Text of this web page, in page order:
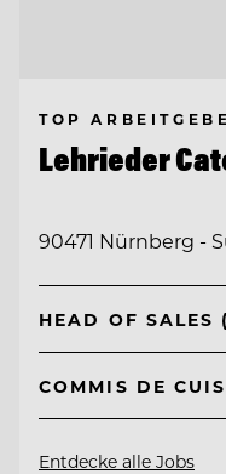
TOP
Lehrieder
90471 Nürnberg -
HEAD OF SALES
COMMIS DE
Entdecke alle Jobs